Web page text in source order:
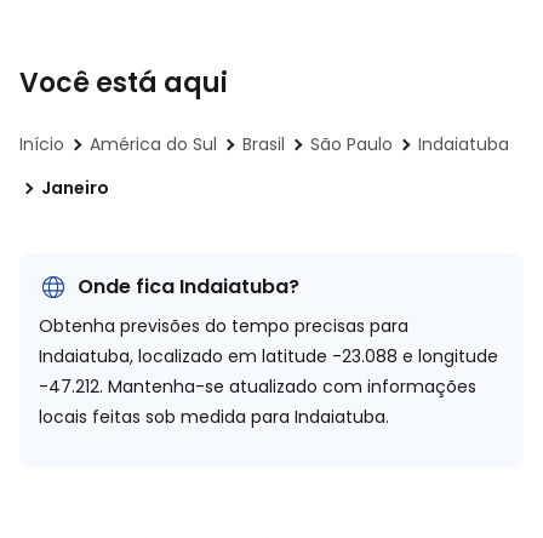
Você está aqui
Início América do Sul Brasil São Paulo
Indaiatuba
Janeiro
Onde fica Indaiatuba?
Obtenha previsões do tempo precisas para
Indaiatuba, localizado em latitude -23.088 e longitude
-47.212. Mantenha-se atualizado com informações
locais feitas sob medida para Indaiatuba.